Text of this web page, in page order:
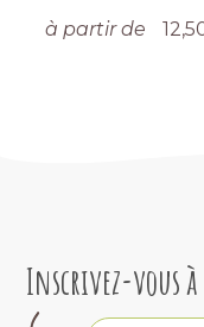
à partir de
Inscrivez-vous